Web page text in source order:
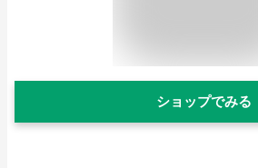
ショップでみる